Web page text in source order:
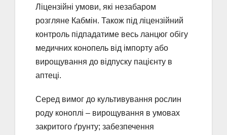
Ліцензійні умови, які незабаром
розгляне Кабмін. Також під ліцензійний
контроль підпадатиме весь ланцюг обігу
медичних конопель від імпорту або
вирощування до відпуску пацієнту в
аптеці.
Серед вимог до культивування рослин
роду коноплі – вирощування в умовах
закритого ґрунту; забезпечення